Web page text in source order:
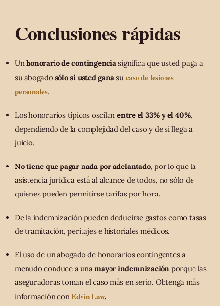
Conclusiones rápidas
Unhonorario de contingenciasignifica que usted paga a
su abogado sólo si usted ganasu caso de lesiones
personales.
Los honorarios típicos oscilanentre el 33% y el 40%,
dependiendo de la complejidad del caso y de si llega a
juicio.
No tiene que pagar nada por adelantado, por lo que la
asistencia jurídica está al alcance de todos, no sólo de
quienes pueden permitirse tarifas por hora.
De la indemnización pueden deducirse gastos como tasas
de tramitación, peritajes e historiales médicos.
El uso de un abogado de honorarios contingentes a
menudo conduce a unamayor indemnización porque las
aseguradoras toman el caso más en serio. Obtenga más
información conEdvin Law.